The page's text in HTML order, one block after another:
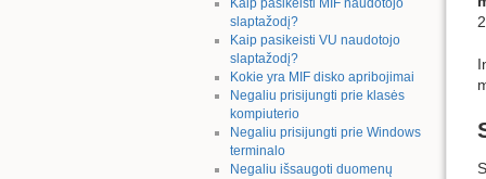
Kaip pasikeisti MIF naudotojo
slaptažodį?
Kaip pasikeisti VU naudotojo
slaptažodį?
Kokie yra MIF disko apribojimai
Negaliu prisijungti prie klasės
kompiuterio
Negaliu prisijungti prie Windows
terminalo
Negaliu išsaugoti duomenų